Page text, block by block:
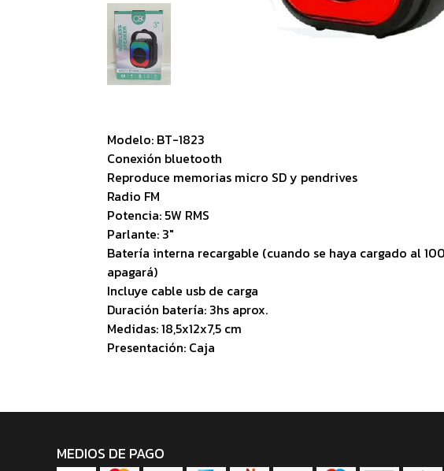
Modelo: BT-1823
Conexión bluetooth
Reproduce memorias micro SD y pendrives
Radio FM
Potencia: 5W RMS
Parlante: 3"
Batería interna recargable (cuando se haya cargado al
apagará)
Incluye cable usb de carga
Duración batería: 3hs aprox.
Medidas: 18,5x12x7,5 cm
Presentación: Caja
MEDIOS DE PAGO